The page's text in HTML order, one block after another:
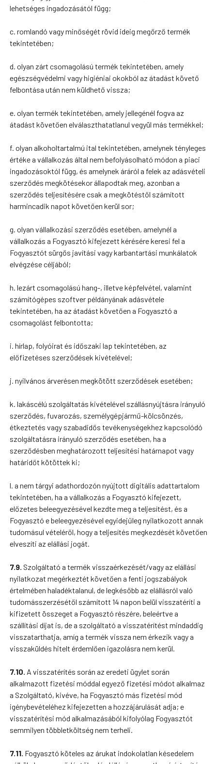
lehetséges ingadozásától függ;
c. romlandó vagy minőségét rövid ideig megőrző termék
tekintetében;
d. olyan zárt csomagolású termék tekintetében, amely
egészségvédelmi vagy higiéniai okokból az átadást követő
felbontása után nem küldhető vissza;
e. olyan termék tekintetében, amely jellegénél fogva az
átadást követően elválaszthatatlanul vegyül más termékkel;
f. olyan alkoholtartalmú ital tekintetében, amelynek tényleges
értéke a vállalkozás által nem befolyásolható módon a piaci
ingadozásoktól függ, és amelynek áráról a felek az adásvételi
szerződés megkötésekor állapodtak meg, azonban a
szerződés teljesítésére csak a megkötéstől számított
harmincadik napot követően kerül sor;
g. olyan vállalkozási szerződés esetében, amelynél a
vállalkozás a Fogyasztó kifejezett kérésére keresi fel a
Fogyasztót sürgős javítási vagy karbantartási munkálatok
elvégzése céljából;
h. lezárt csomagolású hang-, illetve képfelvétel, valamint
számítógépes szoftver példányának adásvétele
tekintetében, ha az átadást követően a Fogyasztó a
csomagolást felbontotta;
i. hírlap, folyóirat és időszaki lap tekintetében, az
előfizetéses szerződések kivételével;
j. nyilvános árverésen megkötött szerződések esetében;
k. lakáscélú szolgáltatás kivételével szállásnyújtásra irányuló
szerződés, fuvarozás, személygépjármű-kölcsönzés,
étkeztetés vagy szabadidős tevékenységekhez kapcsolódó
szolgáltatásra irányuló szerződés esetében, ha a
szerződésben meghatározott teljesítési határnapot vagy
határidőt kötöttek ki;
l. a nem tárgyi adathordozón nyújtott digitális adattartalom
tekintetében, ha a vállalkozás a Fogyasztó kifejezett,
előzetes beleegyezésével kezdte meg a teljesítést, és a
Fogyasztó e beleegyezésével egyidejűleg nyilatkozott annak
tudomásul vételéről, hogy a teljesítés megkezdését követően
elveszíti az elállási jogát.
7.9. Szolgáltató a termék visszaérkezését/vagy az elállási
nyilatkozat megérkeztét követően a fenti jogszabályok
értelmében haladéktalanul, de legkésőbb az elállásról való
tudomásszerzésétől számított 14 napon belül visszatéríti a
kifizetett összeget a Fogyasztó részére, beleértve a
szállítási díjat is, de a szolgáltató a visszatérítést mindaddig
visszatarthatja, amíg a termék vissza nem érkezik vagy a
visszaküldés hitelt érdemlően igazolásra nem kerül.
7.10. A visszatérítés során az eredeti ügylet során
alkalmazott fizetési móddal egyező fizetési módot alkalmaz
a Szolgáltató, kivéve, ha Fogyasztó más fizetési mód
igénybevételéhez kifejezetten a hozzájárulását adja; e
visszatérítési mód alkalmazásából kifolyólag Fogyasztót
semmilyen többletköltség nem terheli.
7.11. Fogyasztó köteles az árukat indokolatlan késedelem